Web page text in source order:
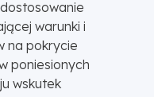
warunki i
na pokrycie
poniesionych
wskutek